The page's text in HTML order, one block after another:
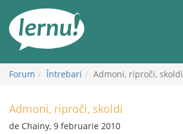
conținut
Forum Întrebari Admoni, riproĉi, skoldi
Admoni, riproĉi, skoldi
de Chainy, 9 februarie 2010